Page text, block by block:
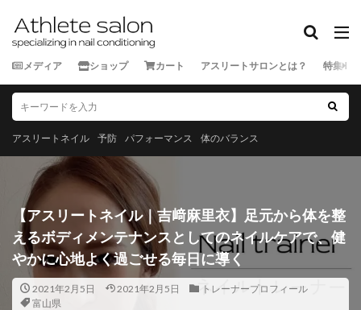
メディア ショップ カート アスリートサロンとは？ 特集
アスリートネイル 予防 パフォーマンス 体のバランス
【アスリートネイル｜吉﨑麻里衣】足元から体を整
えるボディメンテナンスとしてのネイルケアで、健
やかに心地よく過ごせる毎日に導く
2021年2月5日 2021年2月5日
トレーナープロフィール
富山県
タグ
★★★★★
ランナー
三重県 京都府 佐賀県
兵庫県
北海道
千葉県
奈良県
山口県
山形県 山梨県 岐阜県
岡山県
岩手県
島根県 広島県 徳島県
愛媛県
愛知県
新潟県 東京都 栃木県
沖縄県
滋賀県